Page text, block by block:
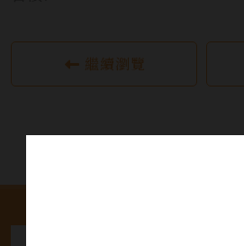
繼續瀏覽